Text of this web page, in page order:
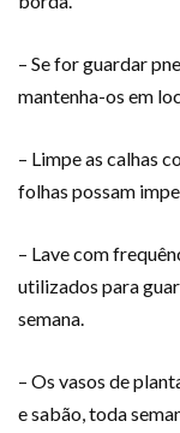
– Se for guardar
mantenha-os em
– Limpe as calhas
folhas possam
– Lave com
utilizados para
semana.
– Os vasos de
e sabão, toda